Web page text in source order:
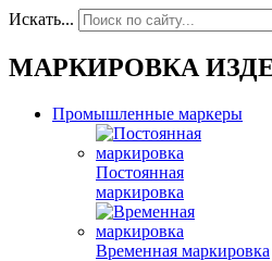
Искать...
МАРКИРОВКА
Промышленные маркеры
Постоянная
маркировка
Временная маркировка